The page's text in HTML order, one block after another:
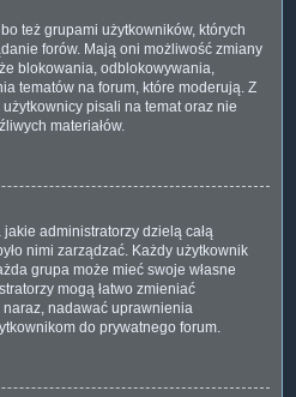
też grupami użytkowników, których
forów. Mają oni możliwość zmiany
blokowania, odblokowywania,
tematów na forum, które moderują. Z
pisali na temat oraz nie
materiałów.
administratorzy dzielą całą
nimi zarządzać. Każdy użytkownik
grupa może mieć swoje własne
mogą łatwo zmieniać
nadawać uprawnienia
do prywatnego forum.